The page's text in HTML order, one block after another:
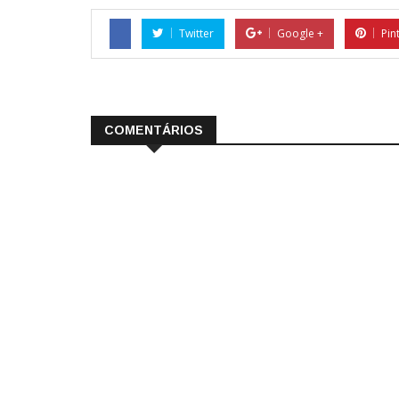
Twitter Google +
COMENTÁRIOS